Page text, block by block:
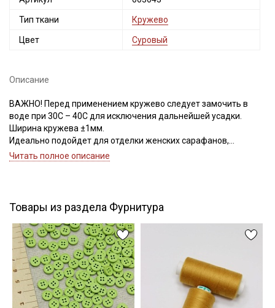
Тип ткани Кружево
Цвет Суровый
Описание
ВАЖНО! Перед применением кружево следует замочить в
воде при 30С – 40С для исключения дальнейшей усадки.
Ширина кружева ±1мм.
Идеально подойдет для отделки женских сарафанов,
платьев, юбок, рукавов.
Цветопередача может отличаться от оригинального цвета в
зависимости от настроек вашего монитора.
Читать полное описание
Товары из раздела Фурнитура
категории тканей
Электронная почта
Подписаться
Ознакомлен(а) с Политикой обработки персональных
данных и даю
Согласие на обработку персональных
данных